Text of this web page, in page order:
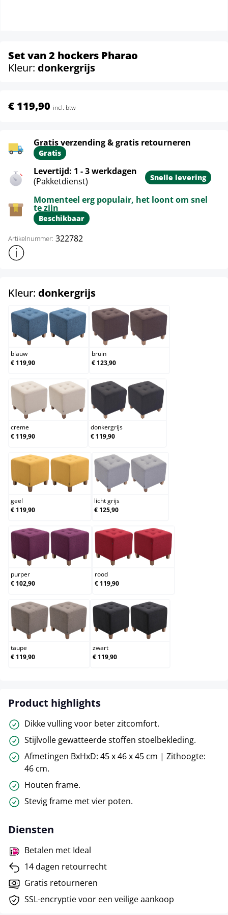
Set van 2 hockers Pharao
Kleur: donkergrijs
€ 119,90 incl. btw
Gratis verzending & gratis retourneren
Gratis
Levertijd: 1 - 3 werkdagen
(Pakketdienst)
Snelle levering
Momenteel erg populair, het loont om snel
te zijn
Beschikbaar
Artikelnummer: 322782
Toon meer productinformatie
Kleur: donkergrijsselect
blauw
blauw
€ 119,90
bruin
bruin
€ 123,90
creme
creme
€ 119,90
donkergrijs
donkergrijs
€ 119,90
geel
geel
€ 119,90
licht grijs
licht grijs
€ 125,90
purper
purper
€ 102,90
rood
rood
€ 119,90
taupe
taupe
€ 119,90
zwart
zwart
€ 119,90
Product highlights
Dikke vulling voor beter zitcomfort.
Stijlvolle gewatteerde stoffen stoelbekleding.
Afmetingen BxHxD: 45 x 46 x 45 cm | Zithoogte:
46 cm.
Houten frame.
Stevig frame met vier poten.
Diensten
Betalen met Ideal
14 dagen retourrecht
Gratis retourneren
SSL-encryptie voor een veilige aankoop